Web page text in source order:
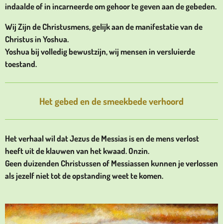
indaalde of in incarneerde om gehoor te geven aan de gebeden.
Wij Zijn de Christusmens, gelijk aan de manifestatie van de
Christus in Yoshua.
Yoshua bij volledig bewustzijn, wij mensen in versluierde
toestand.
Het gebed en de smeekbede verhoord
Het verhaal wil dat Jezus de Messias is en de mens verlost
heeft uit de klauwen van het kwaad. Onzin.
Geen duizenden Christussen of Messiassen kunnen je verlossen
als jezelf niet tot de opstanding weet te komen.